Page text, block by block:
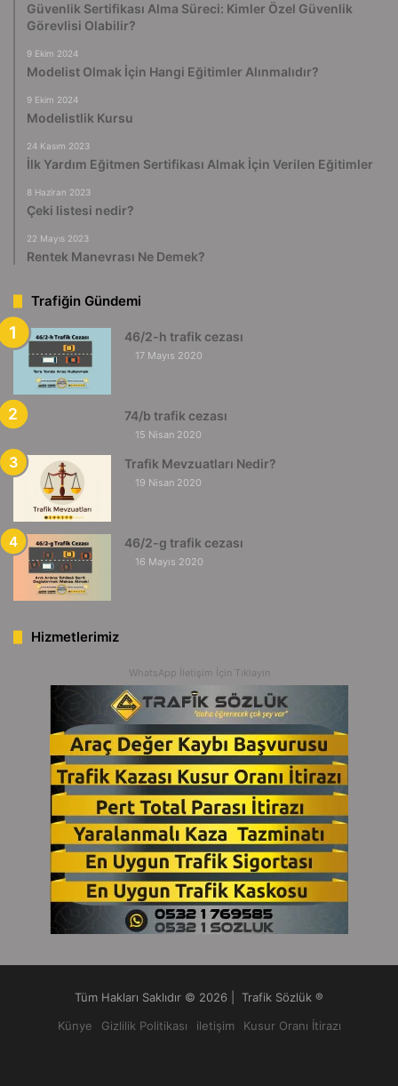
Güvenlik Sertifikası Alma Süreci: Kimler Özel Güvenlik
Görevlisi Olabilir?
9 Ekim 2024
Modelist Olmak İçin Hangi Eğitimler Alınmalıdır?
9 Ekim 2024
Modelistlik Kursu
24 Kasım 2023
İlk Yardım Eğitmen Sertifikası Almak İçin Verilen Eğitimler
8 Haziran 2023
Çeki listesi nedir?
22 Mayıs 2023
Rentek Manevrası Ne Demek?
Trafiğin Gündemi
46/2-h trafik cezası
17 Mayıs 2020
74/b trafik cezası
15 Nisan 2020
Trafik Mevzuatları Nedir?
19 Nisan 2020
46/2-g trafik cezası
16 Mayıs 2020
Hizmetlerimiz
WhatsApp İletişim İçin Tıklayın
Tüm Hakları Saklıdır © 2026 | Trafik Sözlük ®
Künye
Gizlilik Politikası iletişim Kusur Oranı İtirazı